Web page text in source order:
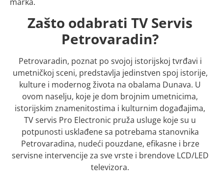
Zašto odabrati TV Servis
Petrovaradin?
Petrovaradin, poznat po svojoj istorijskoj tvrđavi i
umetničkoj sceni, predstavlja jedinstven spoj istorije,
kulture i modernog života na obalama Dunava. U
ovom naselju, koje je dom brojnim umetnicima,
istorijskim znamenitostima i kulturnim događajima,
TV servis Pro Electronic pruža usluge koje su u
potpunosti usklađene sa potrebama stanovnika
Petrovaradina, nudeći pouzdane, efikasne i brze
servisne intervencije za sve vrste i brendove LCD/LED
televizora.